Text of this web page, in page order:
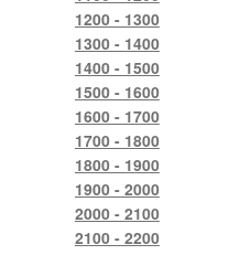
1200 - 1300
1300 - 1400
1400 - 1500
1500 - 1600
1600 - 1700
1700 - 1800
1800 - 1900
1900 - 2000
2000 - 2100
2100 - 2200